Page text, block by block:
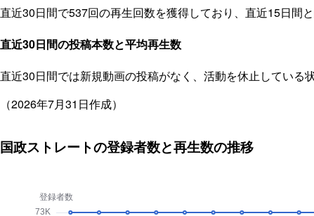
直近30日間で537回の再生回数を獲得しており、直近15日間
直近30日間の投稿本数と平均再生数
直近30日間では新規動画の投稿がなく、活動を休止している状
（2026年7月31日作成）
国政ストレートの登録者数と再生数の推移